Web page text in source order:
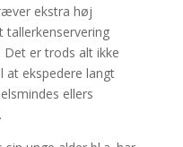
ekstra høj
tallerkenservering
er trods alt ikke
ekspedere langt
ellers